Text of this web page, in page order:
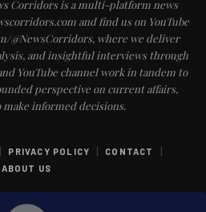
Corridors is a multi-platform news
and find us on YouTube
@NewsCorridors, where we deliver
and insightful interviews through
YouTube channel work in tandem to
perspective on current affairs,
make informed decisions.
| PRIVACY POLICY | CONTACT |
ABOUT US